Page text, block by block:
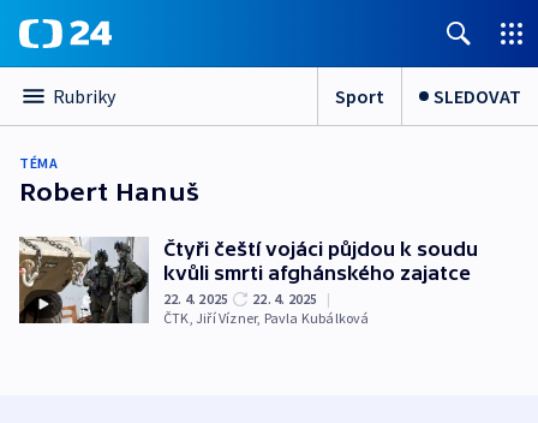
Rubriky Sport SLEDOVAT
TÉMA
Robert Hanuš
Čtyři čeští vojáci půjdou k soudu
kvůli smrti afghánského zajatce
22. 4. 2025 22. 4. 2025
|
ČTK, Jiří Vízner, Pavla Kubálková